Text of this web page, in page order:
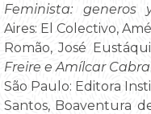
Feminista: generos
Aires: El Colectivo,
Romão, José
Freire e Amílcar
São Paulo: Editora
Santos, Boaventura